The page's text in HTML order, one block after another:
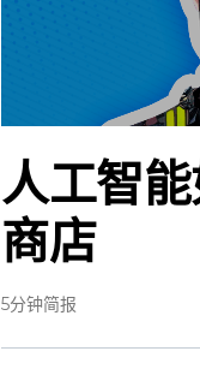
人工智
商店
5分钟简报